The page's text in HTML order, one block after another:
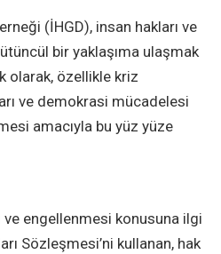
(İHGD), insan hakları ve
bir yaklaşıma ulaşmak
olarak, özellikle kriz
ve demokrasi mücadelesi
amacıyla bu yüz yüze
ve engellenmesi konusuna ilgi
Sözleşmesi’ni kullanan, hak